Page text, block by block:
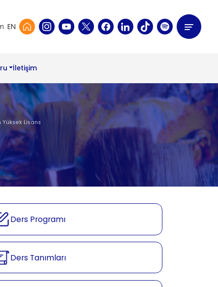
EN
İletişim
Yüksek Lisans
Ders Programı
Ders Tanımları